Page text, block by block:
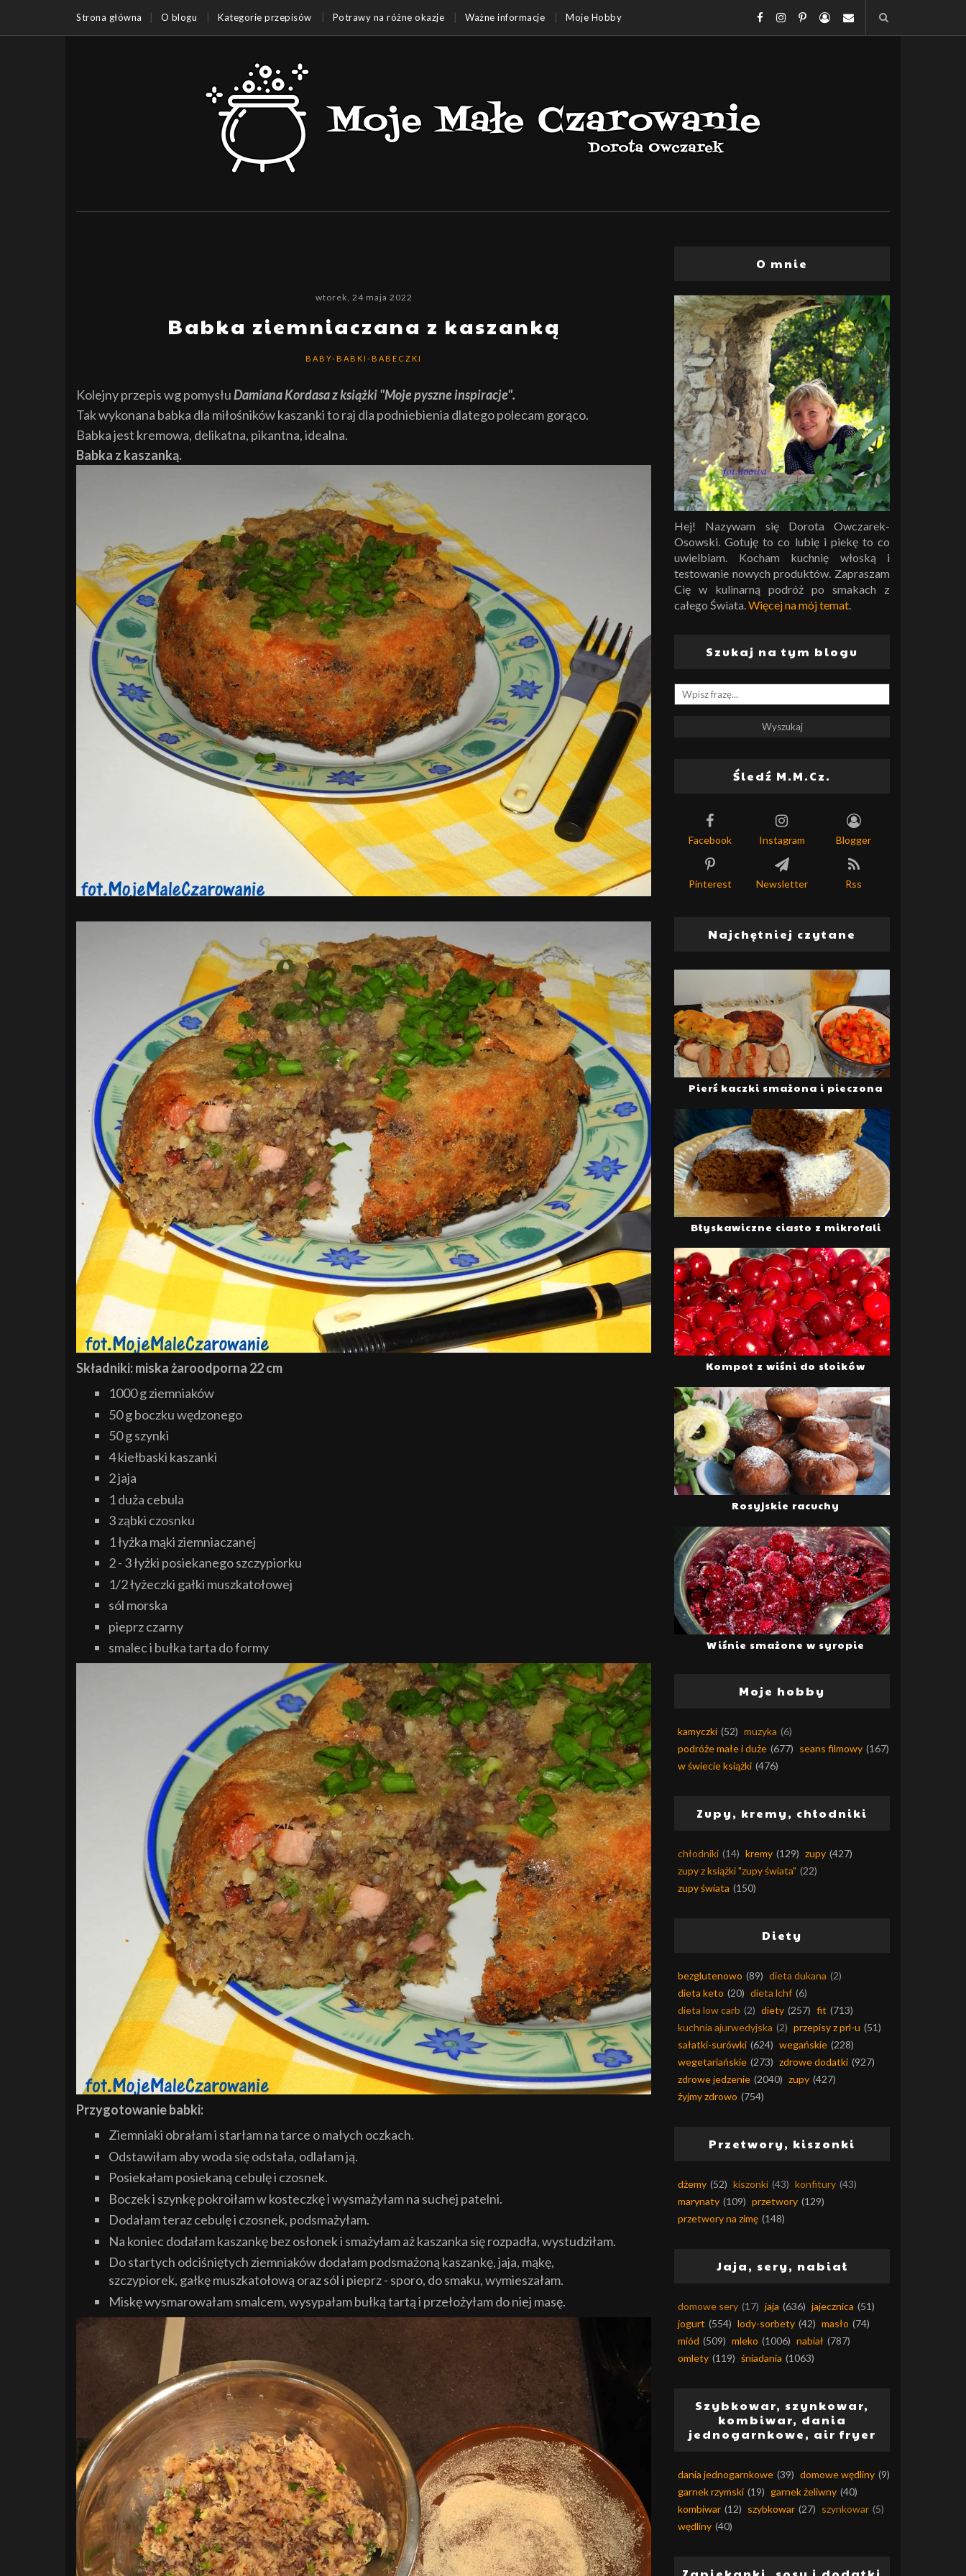
Strona główna O blogu Kategorie przepisów Potrawy na różne okazje Ważne informacje Moje Hobby
wtorek, 24 maja 2022
Babka ziemniaczana z kaszanką
BABY-BABKI-BABECZKI
Kolejny przepis wg pomysłuDamiana Kordasa z książki "Moje pyszne inspiracje".
Tak wykonana babka dla miłośników kaszanki to raj dla podniebienia dlatego polecam gorąco.
Babka jest kremowa, delikatna, pikantna, idealna.
Babka z kaszanką.
Składniki: miska żaroodporna 22 cm
1000 g ziemniaków
50 g boczku wędzonego
50 g szynki
4 kiełbaski kaszanki
2 jaja
1 duża cebula
3 ząbki czosnku
1 łyżka mąki ziemniaczanej
2 - 3 łyżki posiekanego szczypiorku
1/2 łyżeczki gałki muszkatołowej
sól morska
pieprz czarny
smalec i bułka tarta do formy
Przygotowanie babki:
Ziemniaki obrałam i starłam na tarce o małych oczkach.
Odstawiłam aby woda się odstała, odlałam ją.
Posiekałam posiekaną cebulę i czosnek.
Boczek i szynkę pokroiłam w kosteczkę i wysmażyłam na suchej patelni.
Dodałam teraz cebulę i czosnek, podsmażyłam.
Na koniec dodałam kaszankę bez osłonek i smażyłam aż kaszanka się rozpadła, wystudziłam.
Do startych odciśniętych ziemniaków dodałam podsmażoną kaszankę, jaja, mąkę,
szczypiorek, gałkę muszkatołową oraz sól i pieprz - sporo, do smaku, wymieszałam.
Miskę wysmarowałam smalcem, wysypałam bułką tartą i przełożyłam do niej masę.
O mnie
Hej! Nazywam się Dorota Owczarek-
Osowski. Gotuję to co lubię i piekę to co
uwielbiam. Kocham kuchnię włoską i
testowanie nowych produktów. Zapraszam
Cię w kulinarną podróż po smakach z
całego Świata.Więcej na mój temat.
Szukaj na tym blogu
Śledź M.M.Cz.
Facebook Instagram Blogger
Pinterest Newsletter Rss
Najchętniej czytane
Pierś kaczki smażona i pieczona
Błyskawiczne ciasto z mikrofali
Kompot z wiśni do słoików
Rosyjskie racuchy
Wiśnie smażone w syropie
Moje hobby
kamyczki (52) muzyka (6)
podróże małe i duże (677) seans filmowy (167)
w świecie książki (476)
Zupy, kremy, chłodniki
chłodniki (14) kremy (129) zupy (427)
zupy z książki "zupy świata" (22)
zupy świata (150)
Diety
bezglutenowo (89) dieta dukana (2)
dieta keto (20) dieta lchf (6)
dieta low carb (2) diety (257) fit (713)
kuchnia ajurwedyjska (2) przepisy z prl-u (51)
sałatki-surówki (624) wegańskie (228)
wegetariańskie (273) zdrowe dodatki (927)
zdrowe jedzenie (2040) zupy (427)
żyjmy zdrowo (754)
Przetwory, kiszonki
dżemy (52) kiszonki (43) konfitury (43)
marynaty (109) przetwory (129)
przetwory na zimę (148)
Jaja, sery, nabiał
domowe sery (17) jaja (636) jajecznica (51)
jogurt (554) lody-sorbety (42) masło (74)
miód (509) mleko (1006) nabiał (787)
omlety (119) śniadania (1063)
Szybkowar, szynkowar,
kombiwar, dania
jednogarnkowe, air fryer
dania jednogarnkowe (39) domowe wędliny (9)
garnek rzymski (19) garnek żeliwny (40)
kombiwar (12) szybkowar (27) szynkowar (5)
wędliny (40)